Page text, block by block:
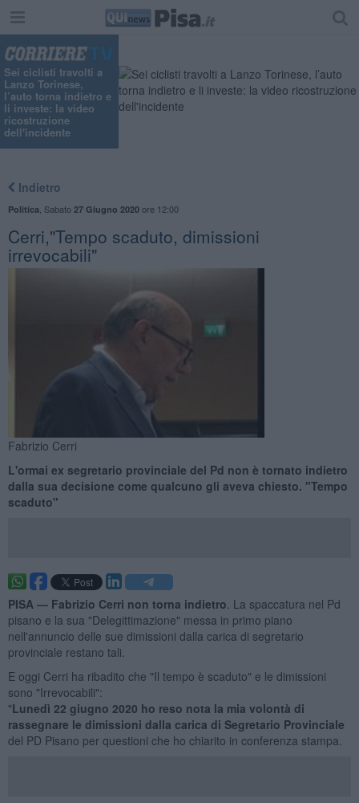
Sei ciclisti travolti a
Lanzo Torinese,
l’auto torna indietro e
li investe: la video
ricostruzione
dell'incidente
Indietro
Politica Sabato 27 Giugno 2020ore 12:00
Cerri,"Tempo scaduto, dimissioni
irrevocabili"
Fabrizio Cerri
L'ormai ex segretario provinciale del Pd non è tornato indietro
dalla sua decisione come qualcuno gli aveva chiesto. "Tempo
scaduto"
PISA — Fabrizio Cerri non torna indietro . La spaccatura nel Pd
pisano e la sua "Delegittimazione" messa in primo piano
nell'annuncio delle sue dimissioni dalla carica di segretario
provinciale restano tali.
E oggi Cerri ha ribadito che "Il tempo è scaduto" e le dimissioni
sono "Irrevocabili":
"Lunedì 22 giugno 2020 ho reso nota la mia volontà di
rassegnare le dimissioni dalla carica di Segretario Provinciale
del PD Pisano per questioni che ho chiarito in conferenza stampa.